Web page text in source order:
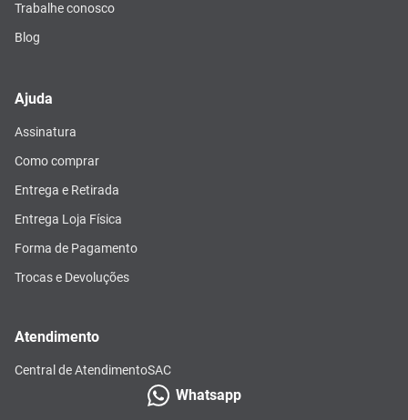
Trabalhe conosco
Blog
Ajuda
Assinatura
Como comprar
Entrega e Retirada
Entrega Loja Física
Forma de Pagamento
Trocas e Devoluções
Atendimento
Central de AtendimentoSAC
Whatsapp